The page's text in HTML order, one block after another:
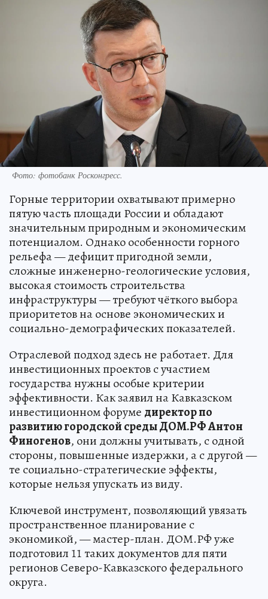
Фото: фотобанк Росконгресс.
Горные территории охватывают примерно
пятую часть площади России и обладают
значительным природным и экономическим
потенциалом. Однако особенности горного
рельефа — дефицит пригодной земли,
сложные инженерно-геологические условия,
высокая стоимость строительства
инфраструктуры — требуют чёткого выбора
приоритетов на основе экономических и
социально-демографических показателей.
Отраслевой подход здесь не работает. Для
инвестиционных проектов с участием
государства нужны особые критерии
эффективности. Как заявил на Кавказском
инвестиционном форуме директор по
развитию городской среды ДОМ.РФ Антон
Финогенов, они должны учитывать, с одной
стороны, повышенные издержки, а с другой —
те социально-стратегические эффекты,
которые нельзя упускать из виду.
Ключевой инструмент, позволяющий увязать
пространственное планирование с
экономикой, — мастер-план. ДОМ.РФ уже
подготовил 11 таких документов для пяти
регионов Северо-Кавказского федерального
округа.